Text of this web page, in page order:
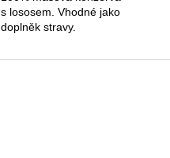
s lososem. Vhodné jako
doplněk stravy.